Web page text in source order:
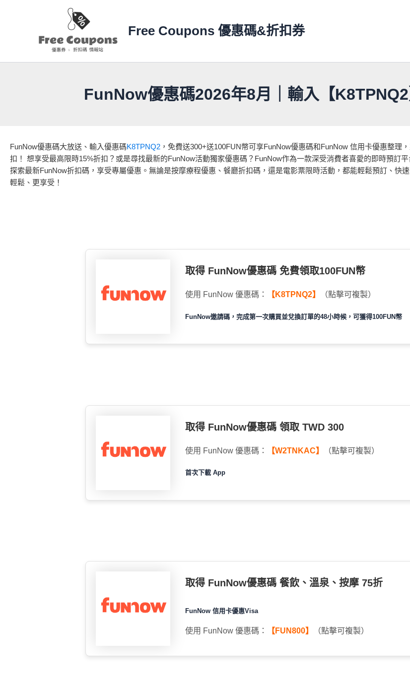
容
Free Coupons 優惠碼&折扣券
FunNow優惠碼2026年8月｜輸入【
FunNow優惠碼大放送、輸入優惠碼K8TPNQ2 ，免費送300+送100FUN幣可享FunNow優惠碼和FunNow 信用卡優惠整
扣！ 想享受最高限時15%折扣？或是尋找最新的FunNow活動獨家優惠碼？FunNow作為一款深受消費者喜愛的即時預訂
探索最新FunNow折扣碼，享受專屬優惠。無論是按摩療程優惠、餐廳折扣碼，還是電影票限時活動，都能輕鬆預訂、快
輕鬆、更享受！
取得 FunNow優惠碼 免費領取100FUN幣
使用 FunNow 優惠碼： 【K8TPNQ2】 （點擊可複製）
FunNow邀請碼，完成第一次購買並兌換訂單的48小時候，可獲得100FUN幣
取得 FunNow優惠碼 領取 TWD 300
使用 FunNow 優惠碼： 【W2TNKAC】 （點擊可複製）
首次下載 App
取得 FunNow優惠碼 餐飲、溫泉、按摩 75折
FunNow 信用卡優惠Visa
使用 FunNow 優惠碼： 【FUN800】 （點擊可複製）